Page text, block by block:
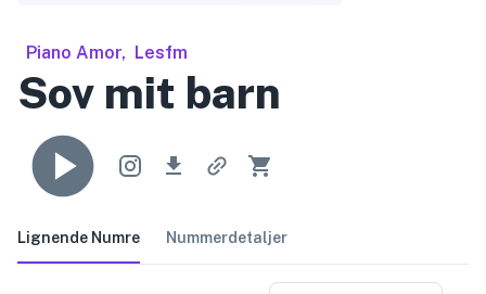
Piano Amor, Lesfm
Sov mit barn
Lignende Numre Nummerdetaljer